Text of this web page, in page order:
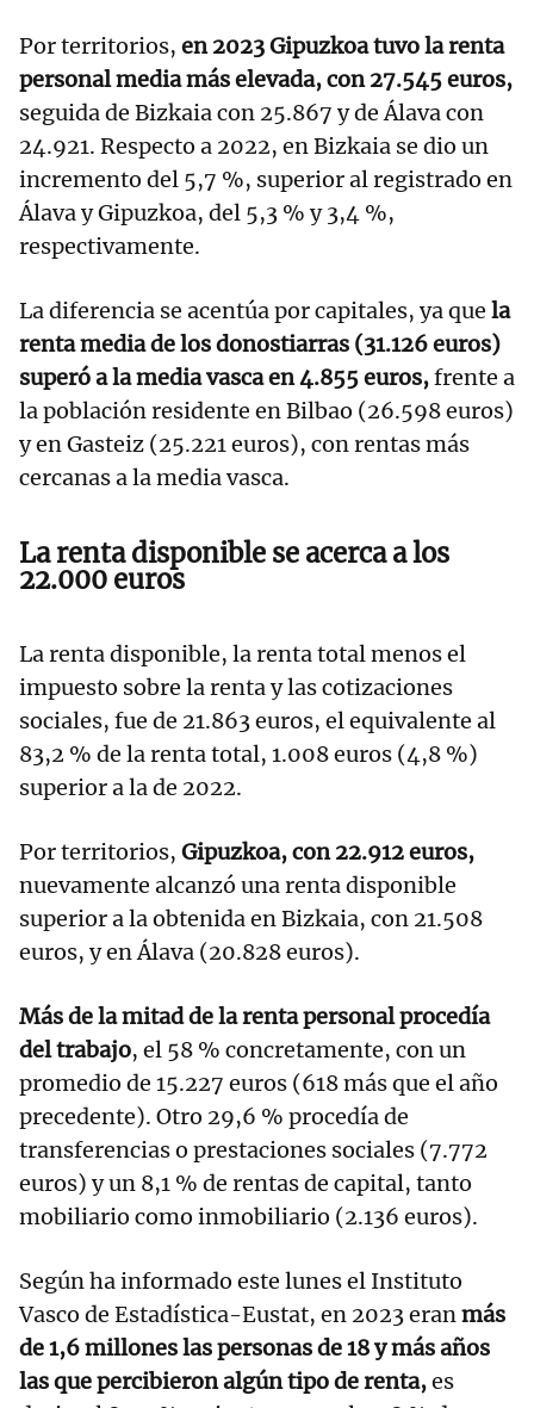
Por territorios, en 2023 Gipuzkoa tuvo la renta
personal media más elevada, con 27.545 euros,
seguida de Bizkaia con 25.867 y de Álava con
24.921. Respecto a 2022, en Bizkaia se dio un
incremento del 5,7 %, superior al registrado en
Álava y Gipuzkoa, del 5,3 % y 3,4 %,
respectivamente.
La diferencia se acentúa por capitales, ya que la
renta media de los donostiarras (31.126 euros)
superó a la media vasca en 4.855 euros,frente a
la población residente en Bilbao (26.598 euros)
y en Gasteiz (25.221 euros), con rentas más
cercanas a la media vasca.
La renta disponible se acerca a los
22.000 euros
La renta disponible, la renta total menos el
impuesto sobre la renta y las cotizaciones
sociales, fue de 21.863 euros, el equivalente al
83,2 % de la renta total, 1.008 euros (4,8 %)
superior a la de 2022.
Por territorios, Gipuzkoa, con 22.912 euros,
nuevamente alcanzó una renta disponible
superior a la obtenida en Bizkaia, con 21.508
euros, y en Álava (20.828 euros).
Más de la mitad de la renta personal procedía
del trabajo, el 58 % concretamente, con un
promedio de 15.227 euros (618 más que el año
precedente). Otro 29,6 % procedía de
transferencias o prestaciones sociales (7.772
euros) y un 8,1 % de rentas de capital, tanto
mobiliario como inmobiliario (2.136 euros).
Según ha informado este lunes el Instituto
Vasco de Estadística-Eustat, en 2023 eranmás
de 1,6 millones las personas de 18 y más años
las que percibieron algún tipo de renta,es